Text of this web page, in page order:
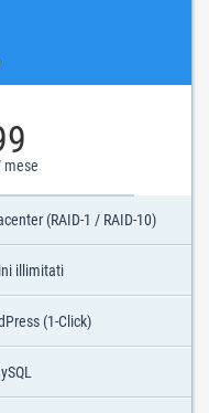
mese
(RAID-1 / RAID-10)
illimitati
(1-Click)